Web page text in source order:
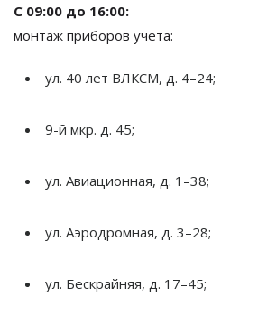
С 09:00 до 16:00:
монтаж приборов учета:
ул. 40 лет ВЛКСМ, д. 4–24;
9-й мкр. д. 45;
ул. Авиационная, д. 1 –38;
ул. Аэродромная, д. 3–28;
ул. Бескрайняя, д. 17–45;